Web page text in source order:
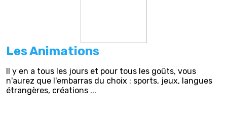
Les Animations
Il y en a tous les jours et pour tous les goûts, vous
n'aurez que l'embarras du choix : sports, jeux, langues
étrangères, créations ...